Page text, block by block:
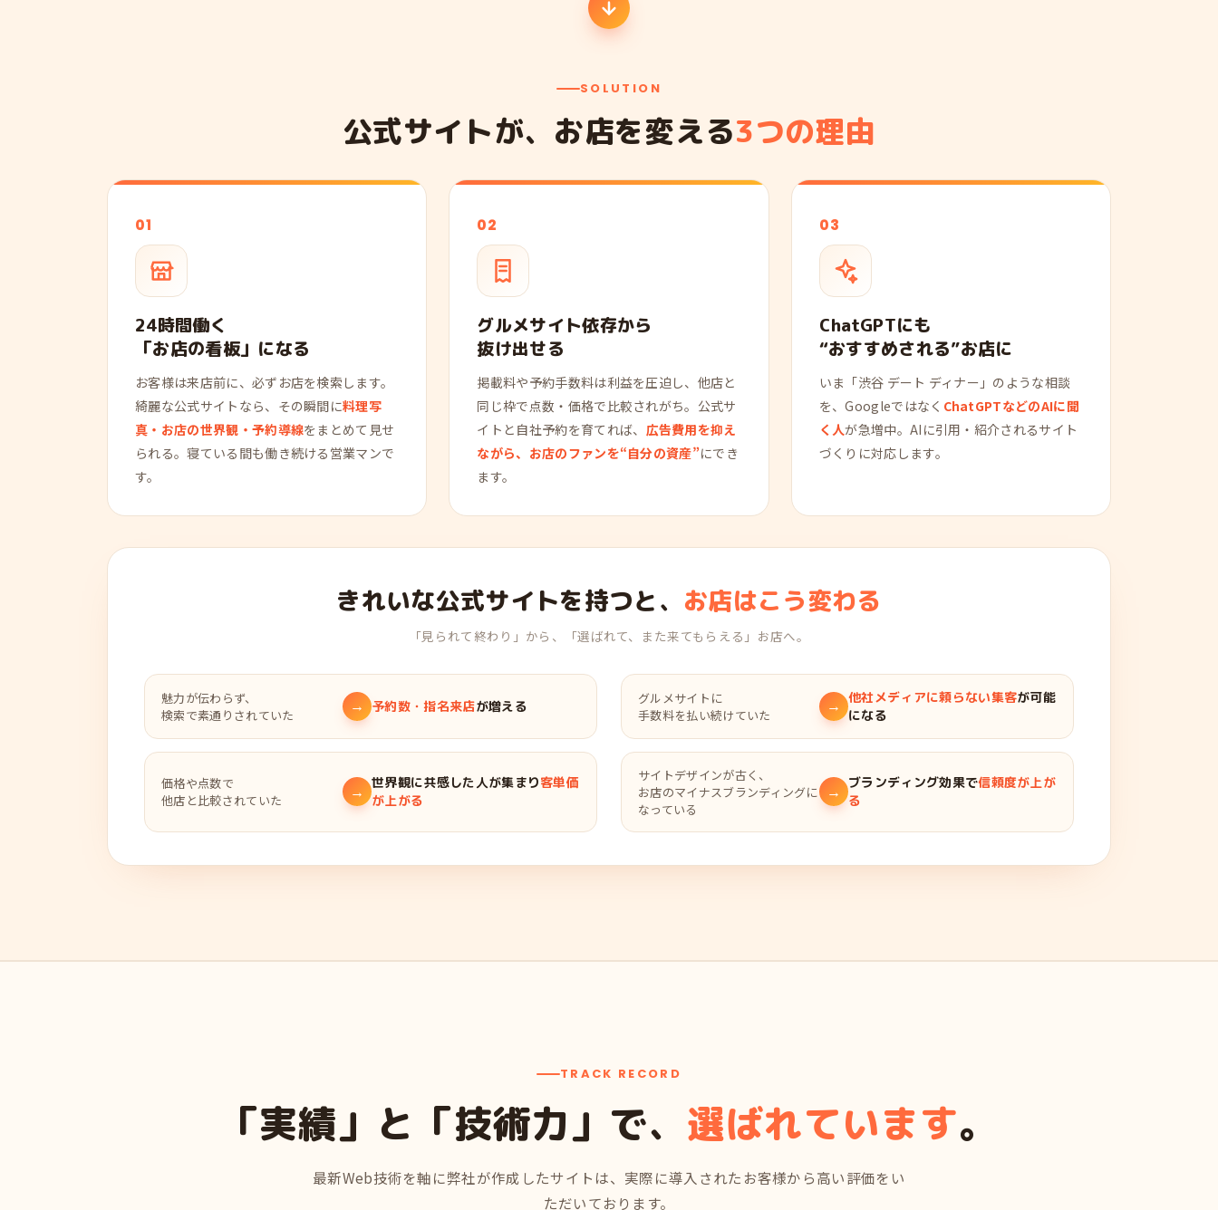
SOLUTION
公式サイトが、お店を変える3つの理由
01
24時間働く
「お店の看板」になる
お客様は来店前に、必ずお店を検索します。
綺麗な公式サイトなら、その瞬間に料理写
真・お店の世界観・予約導線をまとめて見せ
られる。寝ている間も働き続ける営業マンで
す。
02
グルメサイト依存から
抜け出せる
掲載料や予約手数料は利益を圧迫し、他店と
同じ枠で点数・価格で比較されがち。公式サ
イトと自社予約を育てれば、 広告費用を抑え
ながら、お店のファンを“自分の資産”にでき
ます。
03
ChatGPTにも
“おすすめされる”お店に
いま「渋谷 デート ディナー」のような相談
を、Googleではなく ChatGPTなどのAIに聞
く人が急増中。AIに引用・紹介されるサイト
づくりに対応します。
きれいな公式サイトを持つと、 お店はこう変わる
「見られて終わり」から、「選ばれて、また来てもらえる」お店へ。
魅力が伝わらず、
検索で素通りされていた
→ 予約数・指名来店が増える
グルメサイトに
手数料を払い続けていた
→ 他社メディアに頼らない集客が可能
になる
価格や点数で
他店と比較されていた
→ 世界観に共感した人が集まり客単価
が上がる
サイトデザインが古く、
お店のマイナスブランディングに
なっている
→ ブランディング効果で信頼度が上が
る
TRACK RECORD
「実績」と「技術力」で、 選ばれています。
最新Web技術を軸に弊社が作成したサイトは、実際に導入されたお客様から高い評価をい
ただいております。